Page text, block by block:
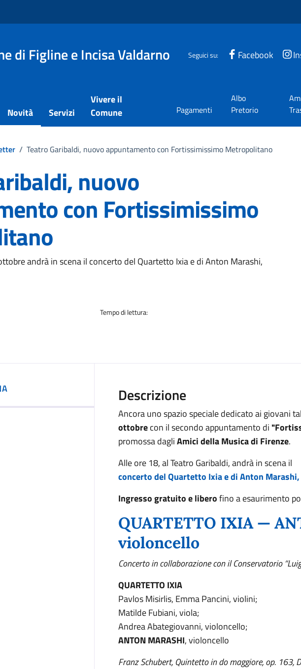
di Figline e Incisa Valdarno Seguici su: Facebook
Novità Servizi
Vivere il
Comune
Pagamenti
Albo
Pretorio
/ Teatro Garibaldi, nuovo appuntamento con Fortissimissimo Metropolitano
nuovo
con Fortissimissimo
notizia
andrà in scena il concerto del Quartetto Ixia e di Anton Marashi,
Tempo di lettura:
Descrizione
Ancora uno spazio speciale dedicato ai giovani
ottobrecon il secondo appuntamento di
promossa dagliAmici della Musica di Firenze.
Alle ore 18, al Teatro Garibaldi, andrà in scena il
concerto delQuartetto Ixia e diAnton
Ingresso gratuito e liberofino a esaurimento
QUARTETTO IXIA —
violoncello
Concerto in collaborazione con il Conservatorio
QUARTETTO IXIA
Pavlos Misirlis, Emma Pancini, violini;
Matilde Fubiani, viola;
Andrea Abategiovanni, violoncello;
ANTON MARASHI, violoncello
Franz Schubert, Quintetto in do maggiore, op. 163,